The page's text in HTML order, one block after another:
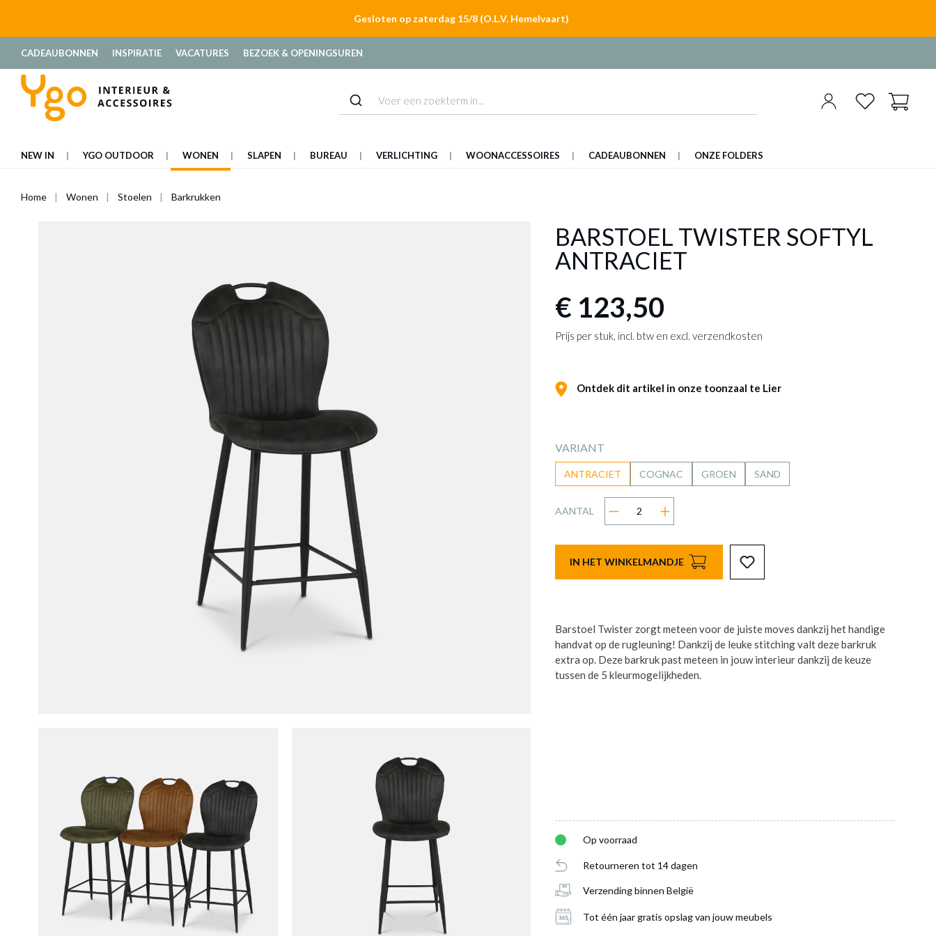
Gesloten op zaterdag 15/8 (O.L.V. Hemelvaart)
CADEAUBONNEN INSPIRATIE VACATURES BEZOEK & OPENINGSUREN
NEW IN YGO OUTDOOR WONEN SLAPEN BUREAU VERLICHTING WOONACCESSOIRES CADEAUBONNEN ONZE FOLDERS
Home Wonen Stoelen Barkrukken
BARSTOEL TWISTER SOFTYL
ANTRACIET
€ 123,50
Prijs per stuk, incl. btw en excl. verzendkosten
Ontdek dit artikel in onze toonzaal te Lier
VARIANT
ANTRACIET COGNAC GROEN SAND
AANTAL
IN HET WINKELMANDJE
Barstoel Twister zorgt meteen voor de juiste moves dankzij het handige
handvat op de rugleuning! Dankzij de leuke stitching valt deze barkruk
extra op. Deze barkruk past meteen in jouw interieur dankzij de keuze
tussen de 5 kleurmogelijkheden.
Op voorraad
Retourneren tot 14 dagen
Verzending binnen België
Tot één jaar gratis opslag van jouw meubels